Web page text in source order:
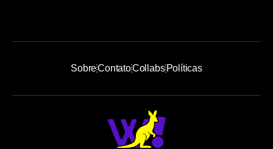
SobreContatoCollabsPolíticas